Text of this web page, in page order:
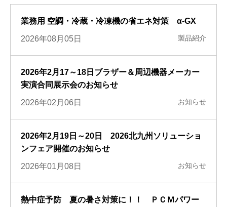
業務用 空調・冷蔵・冷凍機の省エネ対策 α-GX
2026年08月05日 製品紹介
2026年2月17～18日ブラザー＆周辺機器メーカー
実演合同展示会のお知らせ
2026年02月06日 お知らせ
2026年2月19日～20日 2026北九州ソリューショ
ンフェア開催のお知らせ
2026年01月08日 お知らせ
熱中症予防 夏の暑さ対策に！！ ＰＣＭパワー